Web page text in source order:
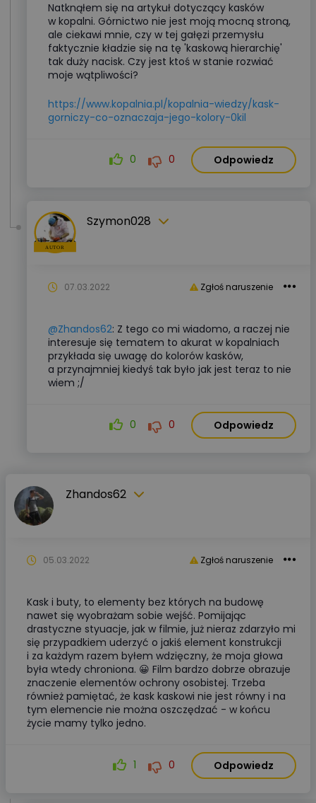
Natknąłem się na artykuł dotyczący kasków
w kopalni. Górnictwo nie jest moją mocną stroną,
ale ciekawi mnie, czy w tej gałęzi przemysłu
faktycznie kładzie się na tę 'kaskową hierarchię'
tak duży nacisk. Czy jest ktoś w stanie rozwiać
moje wątpliwości?
https://www.kopalnia.pl/kopalnia-wiedzy/kask-
gorniczy-co-oznaczaja-jego-kolory-0kil
0 0 Odpowiedz
Szymon028
Zgłoś naruszenie
07.03.2022
@Zhandos62: Z tego co mi wiadomo, a raczej nie
interesuje się tematem to akurat w kopalniach
przykłada się uwagę do kolorów kasków,
a przynajmniej kiedyś tak było jak jest teraz to nie
wiem ;/
0 0 Odpowiedz
Zhandos62
Zgłoś naruszenie
05.03.2022
Kask i buty, to elementy bez których na budowę
nawet się wyobrażam sobie wejść. Pomijając
drastyczne styuacje, jak w filmie, już nieraz zdarzyło mi
się przypadkiem uderzyć o jakiś element konstrukcji
i za każdym razem byłem wdzięczny, że moja głowa
była wtedy chroniona. 😀 Film bardzo dobrze obrazuje
znaczenie elementów ochrony osobistej. Trzeba
również pamiętać, że kask kaskowi nie jest równy i na
tym elemencie nie można oszczędzać - w końcu
życie mamy tylko jedno.
1 0 Odpowiedz